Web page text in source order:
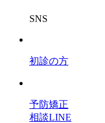
SNS
初診の方
予防矯正
相談LINE